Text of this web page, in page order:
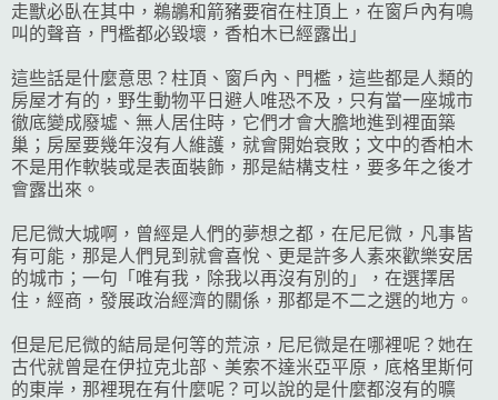
走獸必臥在其中，鵜鶘和箭豬要宿在柱頂上，在窗戶內有鳴
叫的聲音，門檻都必毀壞，香柏木已經露出」
這些話是什麼意思？柱頂、窗戶內、門檻，這些都是人類的
房屋才有的，野生動物平日避人唯恐不及，只有當一座城市
徹底變成廢墟、無人居住時，它們才會大膽地進到裡面築
巢 ；房屋要幾年沒有人維護，就會開始衰敗；文中的香柏木
不是用作軟裝或是表面裝飾，那是結構支柱，要多年之後才
會露出來。
尼尼微大城啊，曾經是人們的夢想之都，在尼尼微，凡事皆
有可能，那是人們見到就會喜悅、更是許多人素來歡樂安居
的城市；一句「唯有我，除我以再沒有別的」，在選擇居
住，經商，發展政治經濟的關係，那都是不二之選的地方。
但是尼尼微的結局是何等的荒涼，尼尼微是在哪裡呢？她在
古代就曾是在伊拉克北部、美索不達米亞平原，底格里斯何
的東岸，那裡現在有什麼呢？可以說的是什麼都沒有的曠